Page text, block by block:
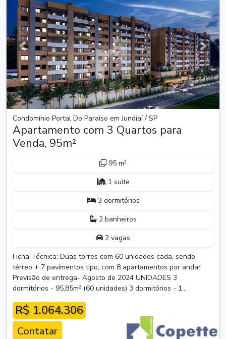
Anterior
Condomínio Portal Do Paraíso em Jundiaí / SP
Apartamento com 3 Quartos para
Venda, 95m²
95 m²
1 suíte
3 dormitórios
2 banheiros
2 vagas
Ficha Técnica: Duas torres com 60 unidades cada, sendo
térreo + 7 pavimentos tipo, com 8 apartamentos por andar
Previsão de entrega- Agosto de 2024 UNIDADES 3
dormitórios - 95,85m² (60 unidades) 3 dormitórios - 1...
R$ 1.064.306
Contatar